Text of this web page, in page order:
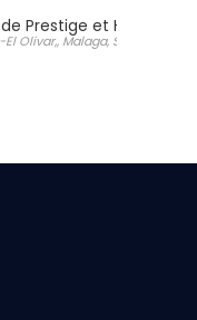
Prestige et Horizon
Olivar,, Malaga, Spain